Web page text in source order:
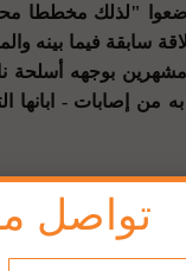
"لذلك مخططا
تقطن الرابعة عمارة 5 بأكتوبر-لعلاقة
بوجهه أسلحة
من إصابات - ابانها
تواصل